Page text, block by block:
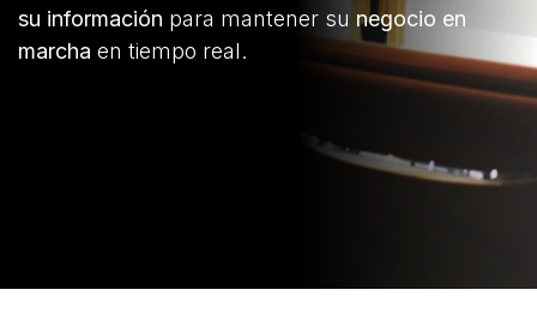
su información para mantener su negocio en
marcha en tiempo real.